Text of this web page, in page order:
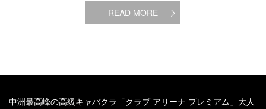
READ MORE
中洲最高峰の高級キャバクラ「クラブ アリーナ プレミアム」大人